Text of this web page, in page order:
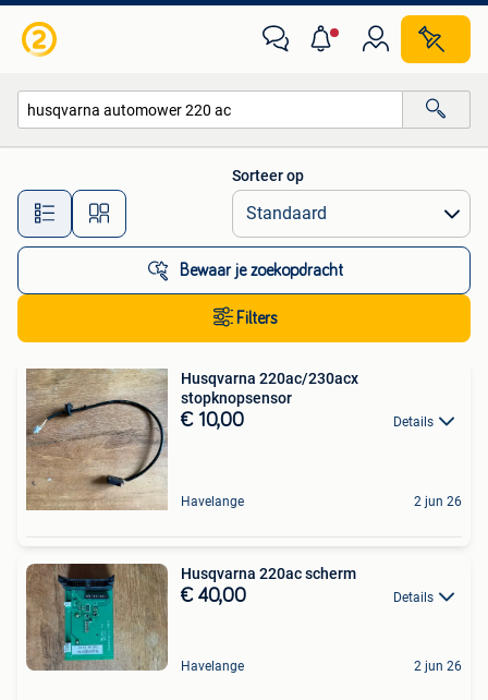
Alle afstanden…
Sorteer op
Bewaar je zoekopdracht
Filters
Husqvarna 220ac/230acx
stopknopsensor
€ 10,00 Details
Havelange 2 jun 26
Husqvarna 220ac scherm
€ 40,00 Details
Havelange 2 jun 26